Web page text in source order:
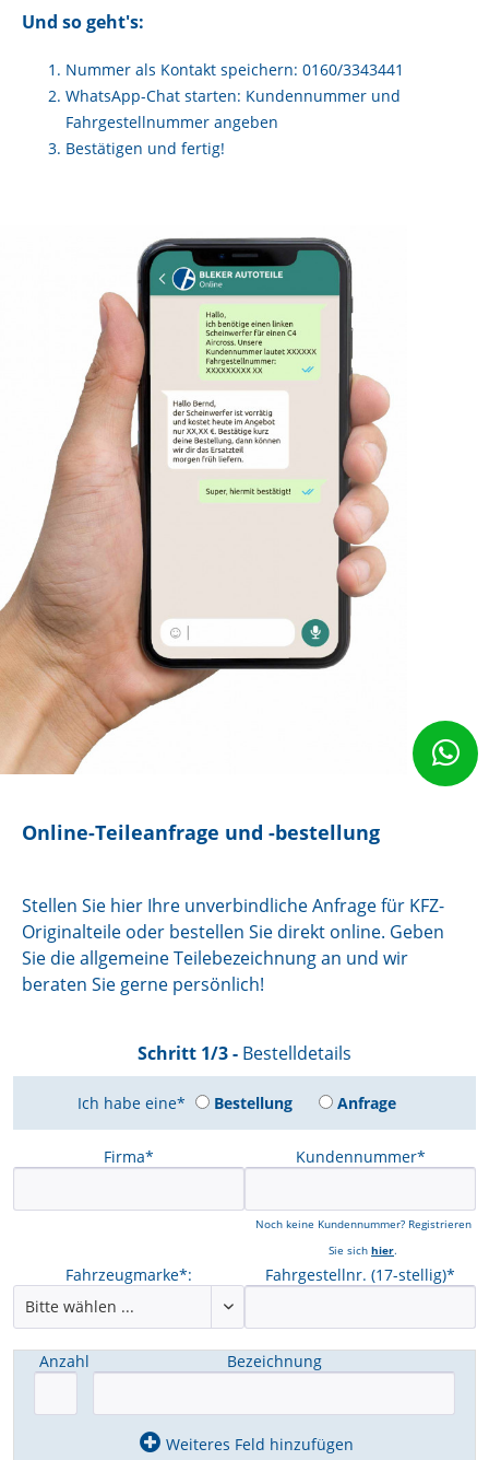
Und so geht's:
Nummer als Kontakt speichern: 0160/3343441
WhatsApp-Chat starten: Kundennummer und
Fahrgestellnummer angeben
Bestätigen und fertig!
Online-Teileanfrage und -bestellung
Stellen Sie hier Ihre unverbindliche Anfrage für KFZ-
Originalteile oder bestellen Sie direkt online. Geben
Sie die allgemeine Teilebezeichnung an und wir
beraten Sie gerne persönlich!
Schritt 1/3 - Bestelldetails
Ich habe eine* Bestellung Anfrage
Firma* Kundennummer*
Noch keine Kundennummer? Registrieren
Sie sich hier.
Fahrzeugmarke*: Fahrgestellnr. (17-stellig)*
Anzahl Bezeichnung
Weiteres Feld hinzufügen